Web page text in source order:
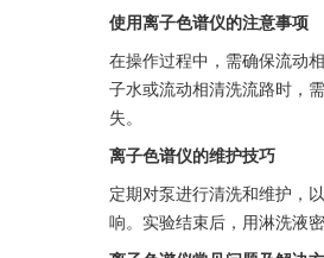
使用离子色谱仪的注意事项
在操作过程中，需确保流动
子水或流动相清洗流路时，
失。
离子色谱仪的维护技巧
定期对泵进行清洗和维护，
响。实验结束后，用淋洗液